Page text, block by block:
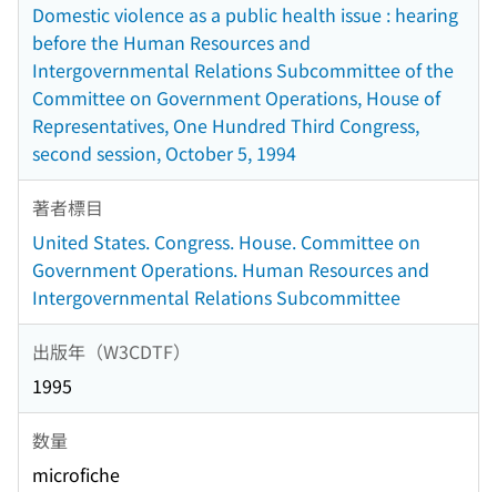
Domestic violence as a public health issue : hearing
before the Human Resources and
Intergovernmental Relations Subcommittee of the
Committee on Government Operations, House of
Representatives, One Hundred Third Congress,
second session, October 5, 1994
著者標目
United States. Congress. House. Committee on
Government Operations. Human Resources and
Intergovernmental Relations Subcommittee
出版年（W3CDTF）
1995
数量
microfiche